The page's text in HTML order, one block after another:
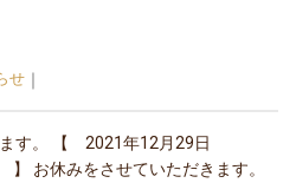
せ ｜
す。 【 2021年12月29日
お休みをさせていただきます。